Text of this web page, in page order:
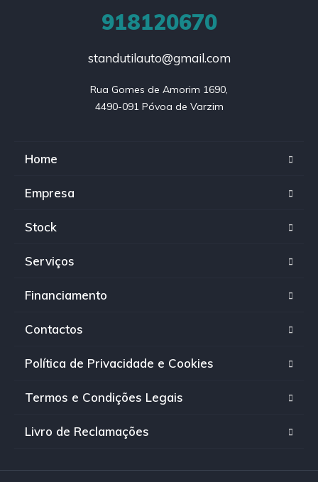
918120670
standutilauto@gmail.com
Rua Gomes de Amorim 1690,
4490-091 Póvoa de Varzim
Home
Empresa
Stock
Serviços
Financiamento
Contactos
Política de Privacidade e Cookies
Termos e Condições Legais
Livro de Reclamações